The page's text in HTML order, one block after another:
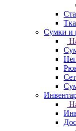
Сумки и